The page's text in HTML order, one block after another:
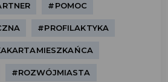
#POMOC
#PROFILAKTYKA
#ROZWÓJMIASTA